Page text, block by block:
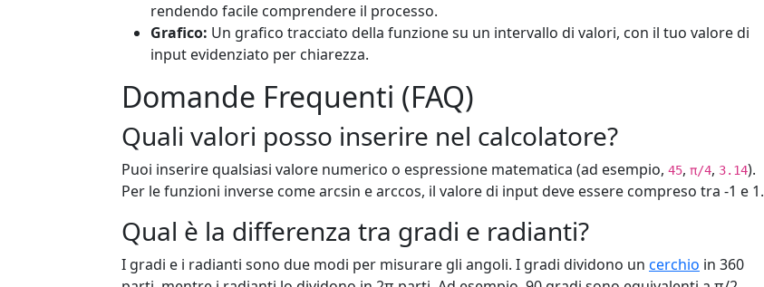
rendendo facile comprendere il processo.
Grafico: Un grafico tracciato della funzione su un intervallo di valori, con il tuo valore di
input evidenziato per chiarezza.
Domande Frequenti (FAQ)
Quali valori posso inserire nel calcolatore?
Puoi inserire qualsiasi valore numerico o espressione matematica (ad esempio, 45, π/4, 3.14).
Per le funzioni inverse come arcsin e arccos, il valore di input deve essere compreso tra -1 e 1.
Qual è la differenza tra gradi e radianti?
I gradi e i radianti sono due modi per misurare gli angoli. I gradi dividono un cerchio in 360